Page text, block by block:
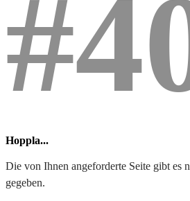
Hoppla...
Die von Ihnen angeforderte Seite gibt es
gegeben.